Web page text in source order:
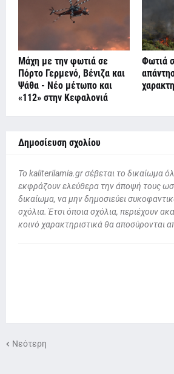
Μάχη με την φωτιά σε
Πόρτο Γερμενό, Βένιζα και
Ψάθα - Νέο μέτωπο και
«112» στην Κεφαλονιά
Φωτιά
Δημοσίευση σχολίου
To kaliterilamia.gr σέβεται το δικαίωμα
εκφράζουν ελεύθερα την άποψή τους
δικαίωμα, να μην δημοσιεύει
σχόλια. Έτσι όποια σχόλια, περιέχουν
κοινό χαρακτηριστικά θα αποσύρονται
Νεότερη